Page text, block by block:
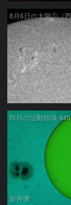
8月6日の太陽①（西
toritori
新井優